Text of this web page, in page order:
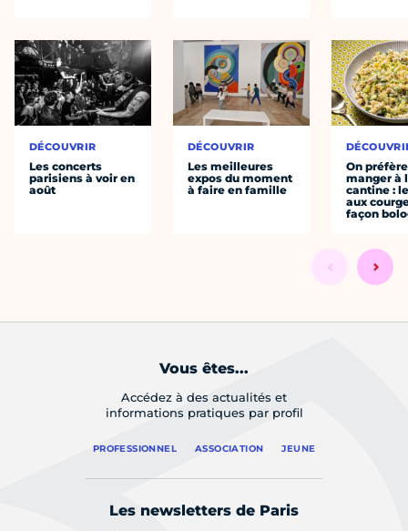
DÉCOUVRIR
Les concerts
parisiens à voir en
août
DÉCOUVRIR
Les meilleures
expos du moment
à faire en famille
On préfère
manger à
cantine :
aux
façon
Vous êtes...
Accédez à des actualités et
informations pratiques par profil
PROFESSIONNEL ASSOCIATION JEUNE
Les newsletters de Paris